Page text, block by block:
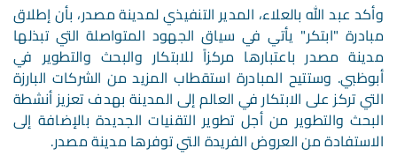
وأكد عبد الله بالعلاء، المدير التنفيذي لمدينة مصدر، بأن إطلاق
مبادرة "ابتكر" يأتي في سياق الجهود المتواصلة التي تبذلها
مدينة مصدر باعتبارها مركزاً للابتكار والبحث والتطوير في
أبوظبي. وستتيح المبادرة استقطاب المزيد من الشركات البارزة
التي تركز على الابتكار في العالم إلى المدينة بهدف تعزيز أنشطة
البحث والتطوير من أجل تطوير التقنيات الجديدة بالإضافة إلى
الاستفادة من العروض الفريدة التي توفرها مدينة مصدر.